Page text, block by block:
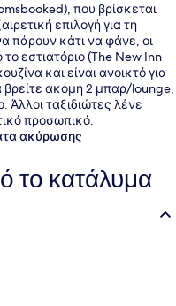
που βρίσκεται
επιλογή για τη
πάρουν κάτι να φάνε, οι
εστιατόριο (The New Inn
και είναι ανοικτό για
βρείτε ακόμη 2 μπαρ/lounge,
ταξιδιώτες λένε
προσωπικό.
ακύρωσης
το κατάλυμα